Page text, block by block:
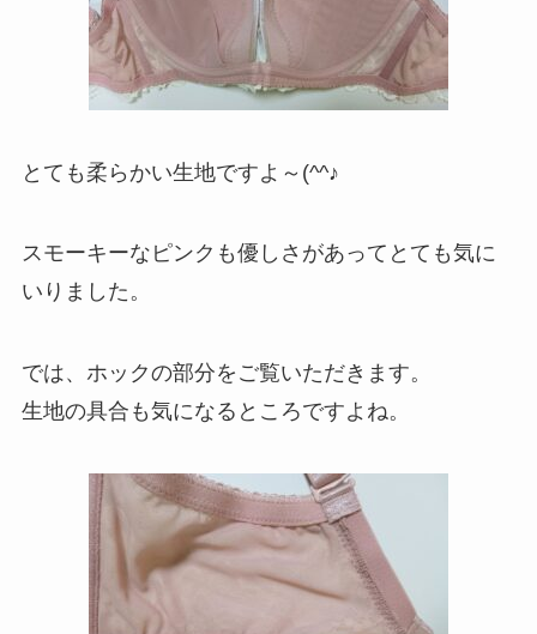
とても柔らかい生地ですよ～(^^♪
スモーキーなピンクも優しさがあってとても気に
いりました。
では、ホックの部分をご覧いただきます。
生地の具合も気になるところですよね。